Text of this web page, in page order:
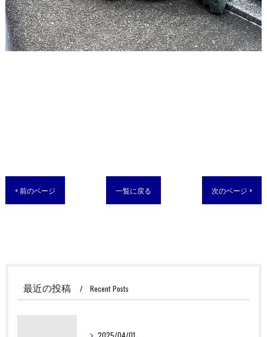
< 前のページ 一覧に戻る 次のページ >
最近の投稿 Recent Posts